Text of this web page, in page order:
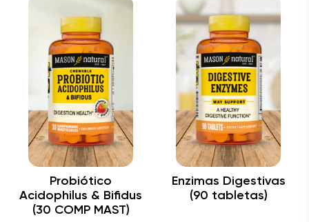
Probiótico
Acidophilus & Bifidus
(30 COMP MAST)
Enzimas Digestivas
(90 tabletas)